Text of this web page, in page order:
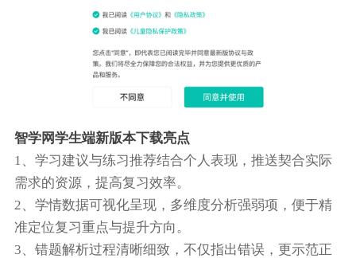
智学网学生端新版本下载亮点
1、学习建议与练习推荐结合个人表现，推送契合实际
需求的资源，提高复习效率。
2、学情数据可视化呈现，多维度分析强弱项，便于精
准定位复习重点与提升方向。
3、错题解析过程清晰细致，不仅指出错误，更示范正